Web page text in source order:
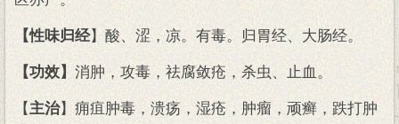
【性味归经】酸、涩，凉。有毒。归胃经、大肠经。
【功效】 消肿，攻毒，祛腐敛疮，杀虫、止血。
【 主治】痈疽肿毒，溃疡，湿疮，肿瘤，顽癣，跌打肿